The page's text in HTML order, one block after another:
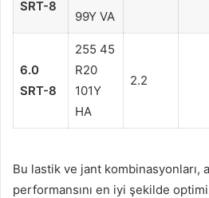
SRT-8
99Y VA
6.0
SRT-8
255 45
R20
101Y
HA
2.2
Bu lastik ve jant kombinasyonları,
performansını en iyi şekilde